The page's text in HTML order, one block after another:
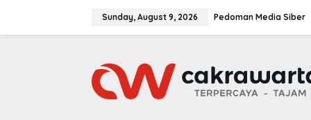
Sunday, August 9, 2026 Pedoman Media Siber